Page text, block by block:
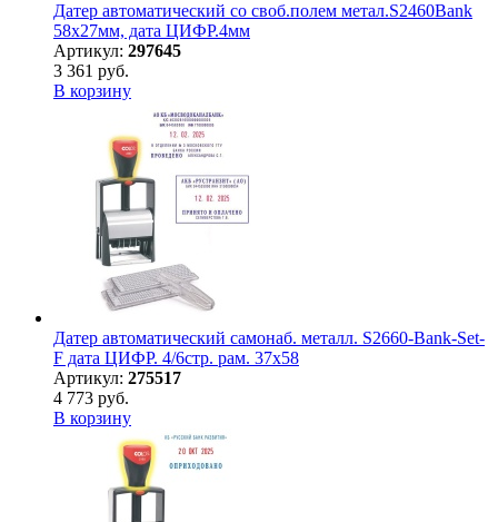
Датер автоматический со своб.полем метал.S2460Bank
58х27мм, дата ЦИФР.4мм
Артикул: 297645
3 361 руб.
В корзину
Датер автоматический самонаб. металл. S2660-Bank-Set-
F дата ЦИФР. 4/6стр. рам. 37х58
Артикул: 275517
4 773 руб.
В корзину